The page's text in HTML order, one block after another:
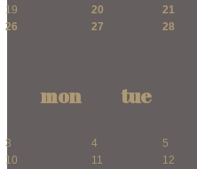
19
20 21
26
27 28
mon tue
3
4 5
10
11 12